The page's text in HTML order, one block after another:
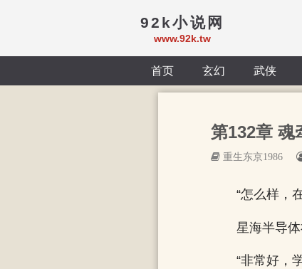
92k小说网
www.92k.tw
首页 玄幻 武侠
第132章 魂
重生东京1986
“怎么样，
星海半导
“非常好，